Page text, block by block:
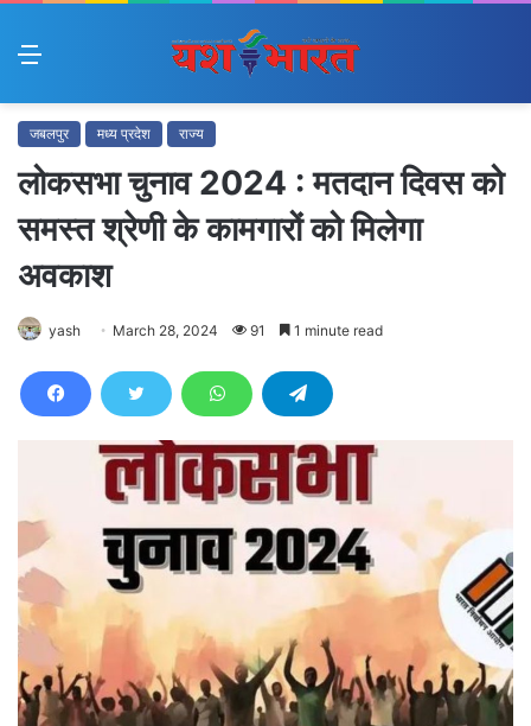
Menu
जबलपुर मध्य प्रदेश राज्य
लोकसभा चुनाव 2024 : मतदान दिवस को
समस्त श्रेणी के कामगारों को मिलेगा
अवकाश
yash March 28, 2024 91 1 minute read